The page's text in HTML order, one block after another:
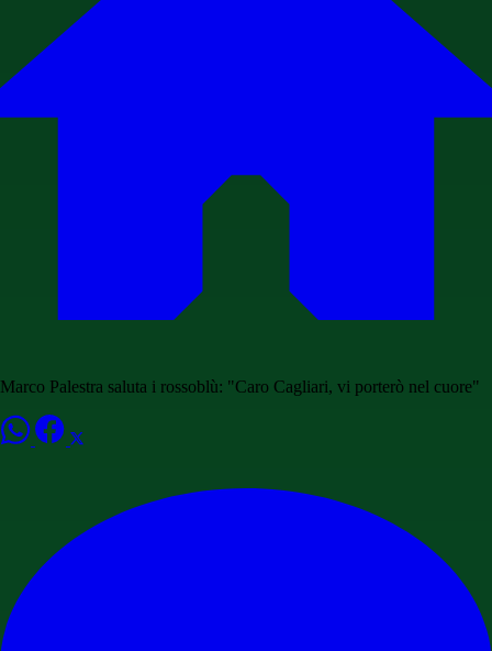
Marco Palestra saluta i rossoblù: "Caro Cagliari, vi porterò nel cuore"